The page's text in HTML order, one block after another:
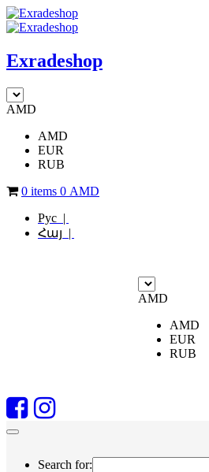
Exradeshop
AMD
AMD
EUR
RUB
0 items 0 AMD
Рус |
Հայ |
AMD
AMD
EUR
RUB
Search for: